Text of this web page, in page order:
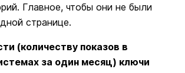
Главное, чтобы они не были
странице.
(количеству показов в
за один месяц) ключи